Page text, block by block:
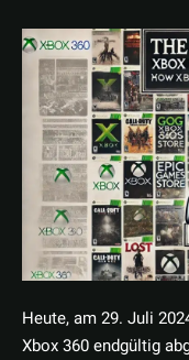
Heute, am 29. Juli
Xbox 360 endgültig